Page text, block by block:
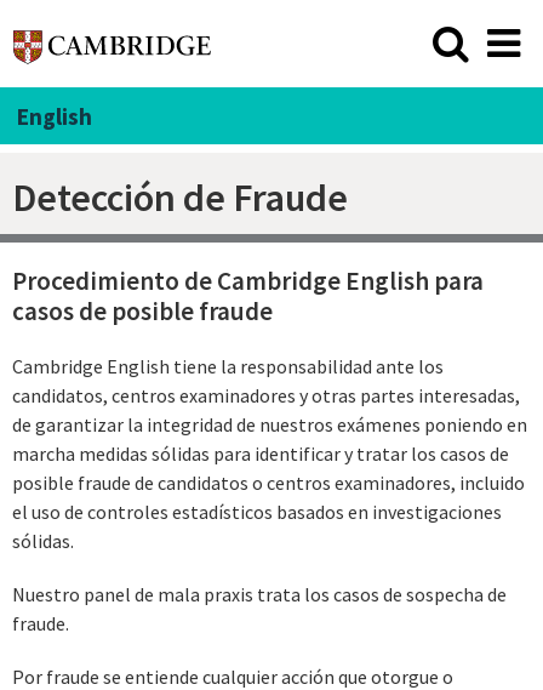
English
Detección de Fraude
Procedimiento de Cambridge English para
casos de posible fraude
Cambridge English tiene la responsabilidad ante los
candidatos, centros examinadores y otras partes interesadas,
de garantizar la integridad de nuestros exámenes poniendo en
marcha medidas sólidas para identificar y tratar los casos de
posible fraude de candidatos o centros examinadores, incluido
el uso de controles estadísticos basados en investigaciones
sólidas.
Nuestro panel de mala praxis trata los casos de sospecha de
fraude.
Por fraude se entiende cualquier acción que otorgue o